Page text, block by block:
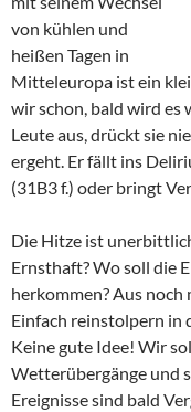
von kühlen und
heißen Tagen in
Mitteleuropa ist ein
wir schon, bald wird es
Leute aus, drückt sie
ergeht. Er fällt ins
(31B3 f.) oder bringt
Die Hitze ist
Ernsthaft? Wo soll die
herkommen? Aus
Einfach reinstolpern in
Keine gute Idee! Wir
Wetterübergänge und
Ereignisse sind bald